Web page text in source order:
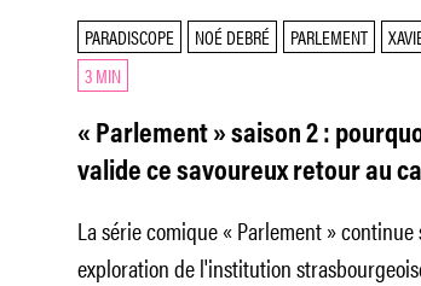
PARADISCOPE NOÉ DEBRÉ PARLEMENT
3 MIN
« Parlement » saison 2 :
valide ce savoureux retour au
La série comique « Parlement » continue
exploration de l'institution